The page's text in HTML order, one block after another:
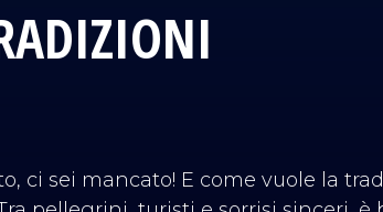
ci sei mancato! E come vuole la